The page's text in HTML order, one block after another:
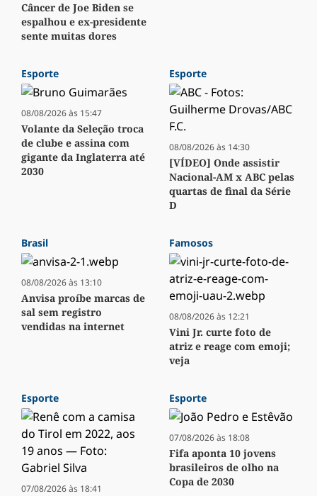
Câncer de Joe Biden se
espalhou e ex-presidente
sente muitas dores
Esporte
08/08/2026 às 15:47
Volante da Seleção troca
de clube e assina com
gigante da Inglaterra até
2030
Esporte
08/08/2026 às 14:30
[VÍDEO] Onde assistir
Nacional-AM x ABC pelas
quartas de final da Série
D
Brasil
08/08/2026 às 13:10
Anvisa proíbe marcas de
sal sem registro
vendidas na internet
Famosos
08/08/2026 às 12:21
Vini Jr. curte foto de
atriz e reage com emoji;
veja
Esporte
07/08/2026 às 18:41
Esporte
07/08/2026 às 18:08
Fifa aponta 10 jovens
brasileiros de olho na
Copa de 2030